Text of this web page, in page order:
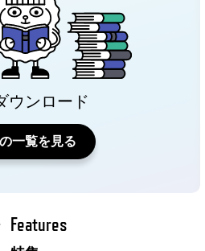
ウンロード
一覧を見る
Features